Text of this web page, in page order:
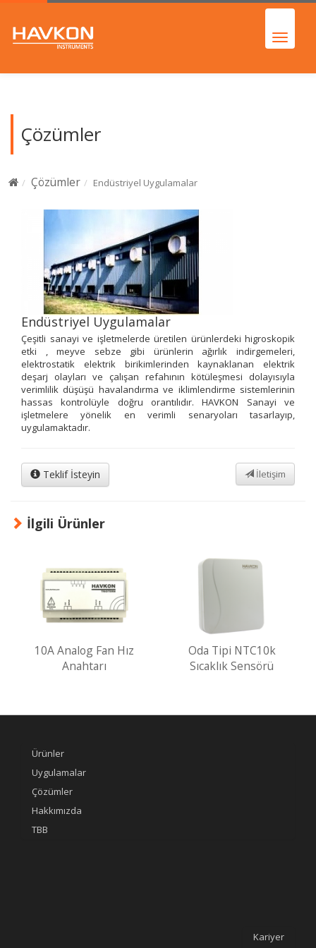
Çözümler
Çözümler Endüstriyel Uygulamalar
Endüstriyel Uygulamalar
Çeşitli sanayi ve işletmelerde üretilen ürünlerdeki higroskopik
etki , meyve sebze gibi ürünlerin ağırlık indirgemeleri,
elektrostatik elektrik birikimlerinden kaynaklanan elektrik
deşarj olayları ve çalışan refahının kötüleşmesi dolayısıyla
verimlilik düşüşü havalandırma ve iklimlendirme sistemlerinin
hassas kontrolüyle doğru orantılıdır. HAVKON Sanayi ve
işletmelere yönelik en verimli senaryoları tasarlayıp,
uygulamaktadır.
Teklif İsteyin İletişim
İlgili Ürünler
10A Analog Fan Hız
Anahtarı
Oda Tipi NTC10k
Sıcaklık Sensörü
Ürünler
Uygulamalar
Çözümler
Hakkımızda
TBB
Kariyer